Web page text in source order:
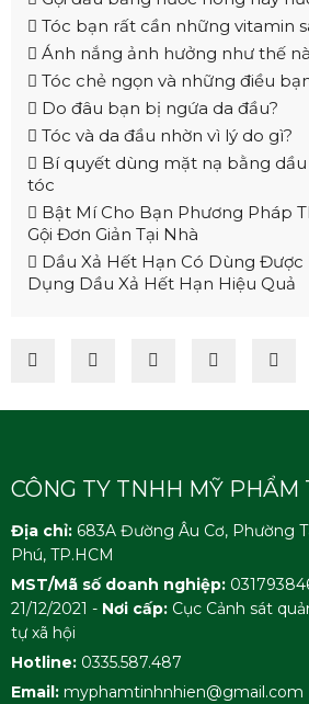
Tóc bạn rất cần những vitamin
Ánh nắng ảnh hưởng như thế
Tóc chẻ ngọn và những điều
Do đâu bạn bị ngứa da đầu?
Tóc và da đầu nhờn vì lý do gì?
Bí quyết dùng mặt nạ bằng
tóc
Bật Mí Cho Bạn Phương Pháp
Gội Đơn Giản Tại Nhà
Dầu Xả Hết Hạn Có Dùng Được
Dụng Dầu Xả Hết Hạn Hiệu Quả
CÔNG TY TNHH MỸ PHẨM
Địa chỉ: 683A Đường Âu Cơ, Phường
Phú, TP.HCM
MST/Mã số doanh nghiệp:
21/12/2021 - Nơi cấp: Cục Cảnh sát
tự xã hội
Hotline: 0335.587.487
Email: myphamtinhnhien@gmail.com